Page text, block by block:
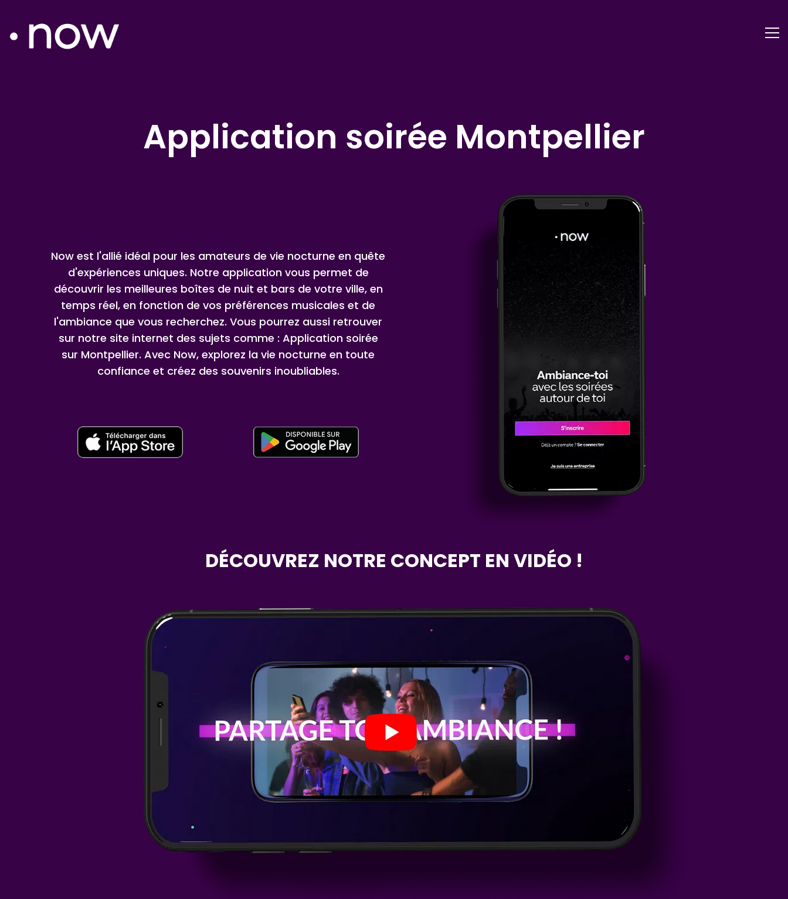
Application soirée Montpellier
Now est l'allié idéal pour les amateurs de vie nocturne en quête
d'expériences uniques. Notre application vous permet de
découvrir les meilleures boîtes de nuit et bars de votre ville, en
temps réel, en fonction de vos préférences musicales et de
l'ambiance que vous recherchez. Vous pourrez aussi retrouver
sur notre site internet des sujets comme : Application soirée
sur Montpellier. Avec Now, explorez la vie nocturne en toute
confiance et créez des souvenirs inoubliables.
DÉCOUVREZ NOTRE CONCEPT EN VIDÉO !